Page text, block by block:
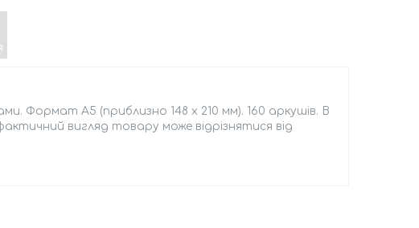
Формат А5 (приблизно 148 х 210 мм). 160 аркушів. В
вигляд товару може відрізнятися від